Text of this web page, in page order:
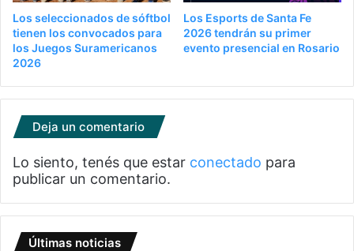
Los seleccionados de sóftbol
tienen los convocados para
los Juegos Suramericanos
2026
Los Esports de Santa Fe
2026 tendrán su primer
evento presencial en Rosario
Deja un comentario
Lo siento, tenés que estar conectado para
publicar un comentario.
Últimas noticias